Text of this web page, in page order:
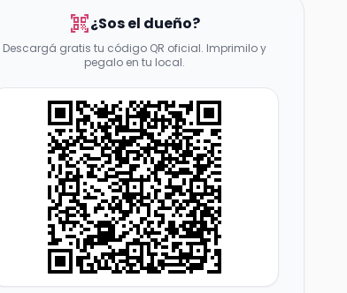
qr_code_scanner¿Sos el dueño?
Descargá gratis tu código QR oficial. Imprimilo y
pegalo en tu local.